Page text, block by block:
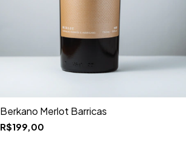
Berkano Merlot Barricas
R$199,00